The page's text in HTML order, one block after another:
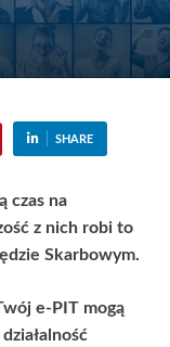
SHARE
czas na
z nich robi to
Skarbowym.
e-PIT mogą